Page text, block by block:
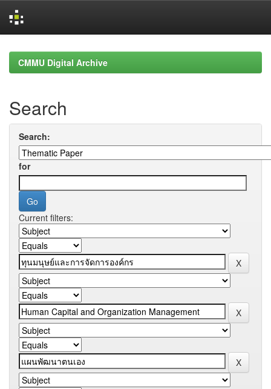
navigationCMMU Digital Archive
Search
Search:
for
Current filters: